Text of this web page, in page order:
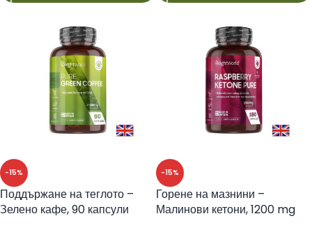
-15%
Поддържане на теглото –
Зелено кафе, 90 капсули
-15%
Горене на мазнини –
Малинови кетони, 1200 mg